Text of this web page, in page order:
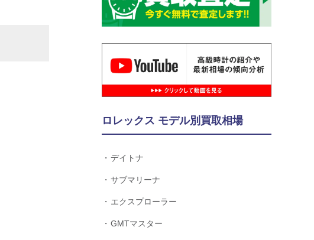
ロレックス モデル別買取相場
デイトナ
サブマリーナ
エクスプローラー
GMTマスター